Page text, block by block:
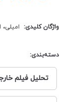
واژگان کلیدی: امیلی،
دسته‌بندی:
تحلیل فیلم